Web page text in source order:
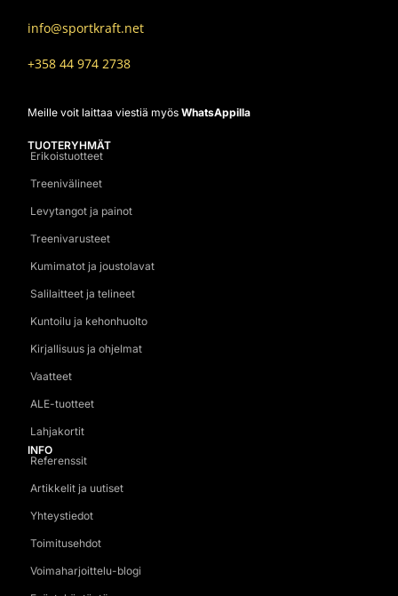
info@sportkraft.net
+358 44 974 2738
Meille voit laittaa viestiä myös WhatsAppilla
TUOTERYHMÄT
Erikoistuotteet
Treenivälineet
Levytangot ja painot
Treenivarusteet
Kumimatot ja joustolavat
Salilaitteet ja telineet
Kuntoilu ja kehonhuolto
Kirjallisuus ja ohjelmat
Vaatteet
ALE-tuotteet
Lahjakortit
INFO
Referenssit
Artikkelit ja uutiset
Yhteystiedot
Toimitusehdot
Voimaharjoittelu-blogi